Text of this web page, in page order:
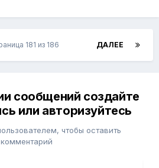
ДАЛЕЕ
181 из 186
сообщений создайте
или авторизуйтесь
чтобы оставить
комментарий